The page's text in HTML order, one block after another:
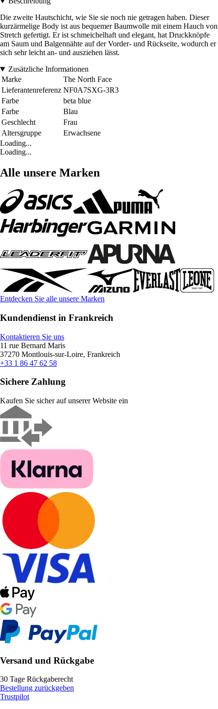
Die zweite Hautschicht, wie Sie sie noch nie getragen haben. Dieser
kurzärmelige Body ist aus bequemer Baumwolle mit einem Hauch von
Stretch gefertigt. Er ist schmeichelhaft und elegant, hat Druckknöpfe
am Saum und Balgennähte auf der Vorder- und Rückseite, wodurch er
sich sehr leicht an- und ausziehen lässt.
Zusätzliche Informationen
Marke
The North Face
Lieferantenreferenz NF0A7SXG-3R3
Farbe
beta blue
Farbe
Blau
Geschlecht
Frau
Altersgruppe
Erwachsene
Loading...
Loading...
Alle unsere Marken
Entdecken Sie alle unsere Marken
Kundendienst in Frankreich
Kontaktieren Sie uns
11 rue Bernard Maris
37270 Montlouis-sur-Loire, Frankreich
+33 1 86 47 62 58
Sichere Zahlung
Kaufen Sie sicher auf unserer Website ein
Versand und Rückgabe
30 Tage Rückgaberecht
Bestellung zurückgeben
Trustpilot